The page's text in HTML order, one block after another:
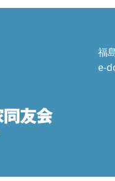
福
e-